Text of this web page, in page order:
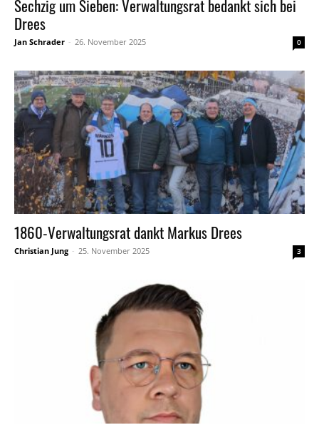
Sechzig um Sieben: Verwaltungsrat bedankt sich bei
Drees
Jan Schrader - 26. November 2025 0
1860-Verwaltungsrat dankt Markus Drees
Christian Jung - 25. November 2025 3